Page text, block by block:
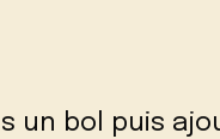
un bol puis